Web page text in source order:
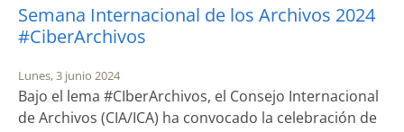
Semana Internacional de los Archivos 2024
#CiberArchivos
Lunes, 3 junio 2024
Bajo el lema #CIberArchivos, el Consejo Internacional
de Archivos (CIA/ICA) ha convocado la celebración de